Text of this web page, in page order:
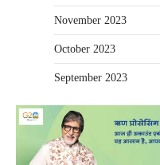
November 2023
October 2023
September 2023